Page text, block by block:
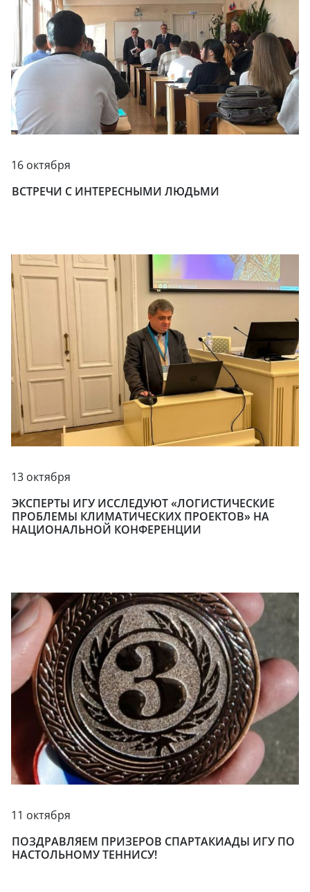
16 октября
ВСТРЕЧИ С ИНТЕРЕСНЫМИ ЛЮДЬМИ
13 октября
ЭКСПЕРТЫ ИГУ ИССЛЕДУЮТ «ЛОГИСТИЧЕСКИЕ
ПРОБЛЕМЫ КЛИМАТИЧЕСКИХ ПРОЕКТОВ» НА
НАЦИОНАЛЬНОЙ КОНФЕРЕНЦИИ
11 октября
ПОЗДРАВЛЯЕМ ПРИЗЕРОВ СПАРТАКИАДЫ ИГУ ПО
НАСТОЛЬНОМУ ТЕННИСУ!